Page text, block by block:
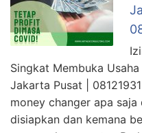
Singkat Membuka
Jakarta Pusat |
money changer apa
disiapkan dan kemana